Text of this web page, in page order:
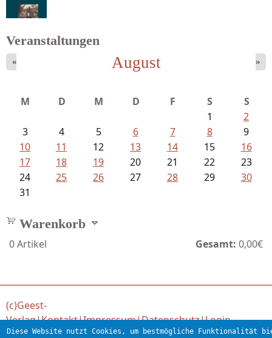
Ein Leben zwischen Drievorden und...
Veranstaltungen
August
« »
M D M D F S
S
1
2
3
4 5 6 7 8
9
10
11 12 13 14 15
16
17
18 19 20 21 22
23
24
25 26 27 28 29
30
31
Warenkorb
0Artikel Gesamt: 0,00€
(c)Geest-
Verlag|Kontakt|Impressum|Datenschutz|Login
Diese Website nutzt Cookies, um bestmögliche Funktionalität